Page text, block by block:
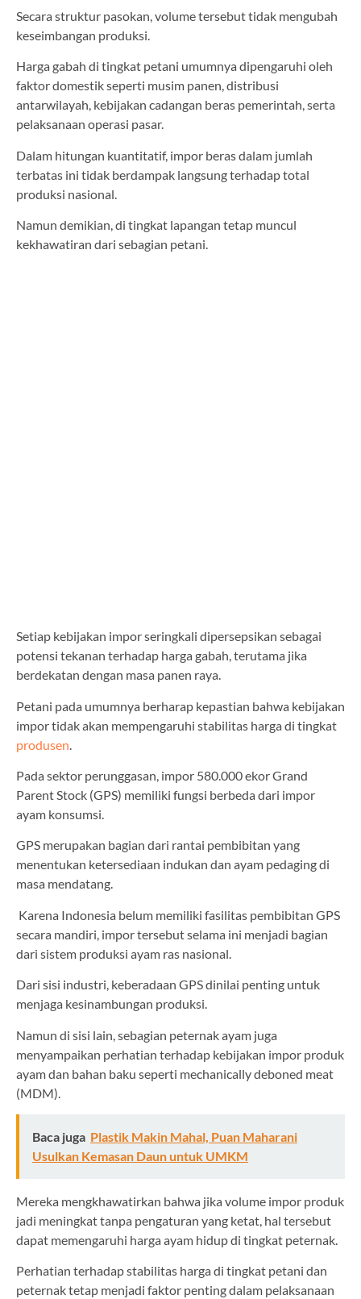
Secara struktur pasokan, volume tersebut tidak mengubah
keseimbangan produksi.
Harga gabah di tingkat petani umumnya dipengaruhi oleh
faktor domestik seperti musim panen, distribusi
antarwilayah, kebijakan cadangan beras pemerintah, serta
pelaksanaan operasi pasar.
Dalam hitungan kuantitatif, impor beras dalam jumlah
terbatas ini tidak berdampak langsung terhadap total
produksi nasional.
Namun demikian, di tingkat lapangan tetap muncul
kekhawatiran dari sebagian petani.
Setiap kebijakan impor seringkali dipersepsikan sebagai
potensi tekanan terhadap harga gabah, terutama jika
berdekatan dengan masa panen raya.
Petani pada umumnya berharap kepastian bahwa kebijakan
impor tidak akan mempengaruhi stabilitas harga di tingkat
produsen
Pada sektor perunggasan, impor 580.000 ekor Grand
Parent Stock (GPS) memiliki fungsi berbeda dari impor
ayam konsumsi.
GPS merupakan bagian dari rantai pembibitan yang
menentukan ketersediaan indukan dan ayam pedaging di
masa mendatang.
Karena Indonesia belum memiliki fasilitas pembibitan GPS
secara mandiri, impor tersebut selama ini menjadi bagian
dari sistem produksi ayam ras nasional.
Dari sisi industri, keberadaan GPS dinilai penting untuk
menjaga kesinambungan produksi.
Namun di sisi lain, sebagian peternak ayam juga
menyampaikan perhatian terhadap kebijakan impor produk
ayam dan bahan baku seperti mechanically deboned meat
(MDM).
Baca juga Plastik Makin Mahal, Puan Maharani
Usulkan Kemasan Daun untuk UMKM
Mereka mengkhawatirkan bahwa jika volume impor produk
jadi meningkat tanpa pengaturan yang ketat, hal tersebut
dapat memengaruhi harga ayam hidup di tingkat peternak.
Perhatian terhadap stabilitas harga di tingkat petani dan
peternak tetap menjadi faktor penting dalam pelaksanaan